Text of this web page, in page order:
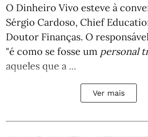
O Dinheiro Vivo esteve à
Sérgio Cardoso, Chief
Doutor Finanças. O
"é como se fosse um personal
aqueles que a ...
Ver mais